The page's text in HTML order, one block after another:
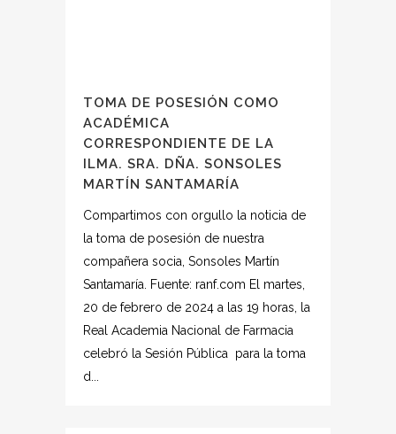
TOMA DE POSESIÓN COMO
ACADÉMICA
CORRESPONDIENTE DE LA
ILMA. SRA. DÑA. SONSOLES
MARTÍN SANTAMARÍA
Compartimos con orgullo la noticia de
la toma de posesión de nuestra
compañera socia, Sonsoles Martín
Santamaría. Fuente: ranf.com El martes,
20 de febrero de 2024 a las 19 horas, la
Real Academia Nacional de Farmacia
celebró la Sesión Pública para la toma
d...